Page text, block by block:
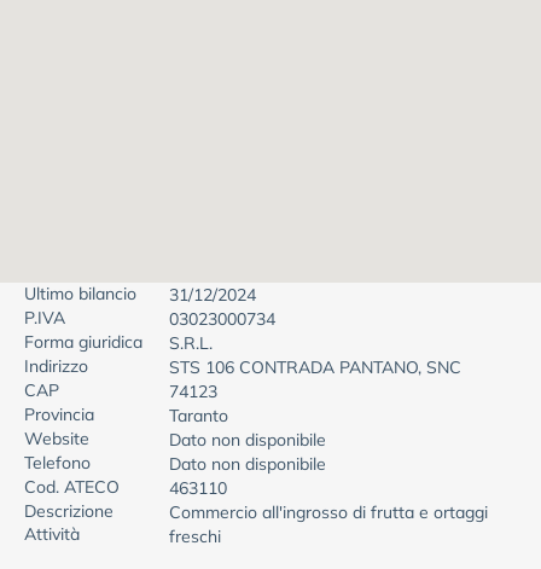
Ultimo bilancio
31/12/2024
P.IVA
03023000734
Forma giuridica
S.R.L.
Indirizzo
STS 106 CONTRADA PANTANO, SNC
CAP
74123
Provincia
Taranto
Website
Dato non disponibile
Telefono
Dato non disponibile
Cod. ATECO
463110
Descrizione
Attività
Commercio all'ingrosso di frutta e ortaggi
freschi